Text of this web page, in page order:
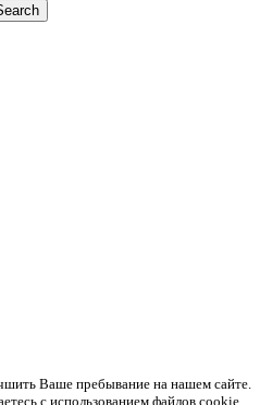
Ваше пребывание на нашем сайте.
с использованием файлов cookie.